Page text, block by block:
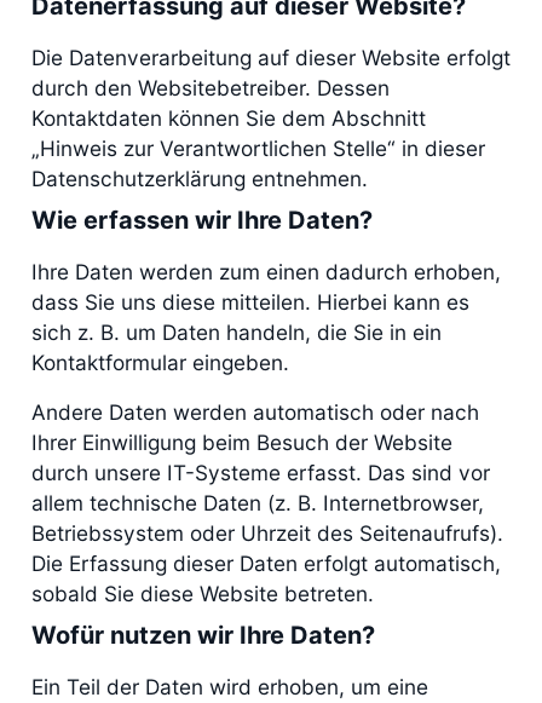
Datenerfassung auf dieser Website?
Die Datenverarbeitung auf dieser Website erfolgt
durch den Websitebetreiber. Dessen
Kontaktdaten können Sie dem Abschnitt
„Hinweis zur Verantwortlichen Stelle“ in dieser
Datenschutzerklärung entnehmen.
Wie erfassen wir Ihre Daten?
Ihre Daten werden zum einen dadurch erhoben,
dass Sie uns diese mitteilen. Hierbei kann es
sich z. B. um Daten handeln, die Sie in ein
Kontaktformular eingeben.
Andere Daten werden automatisch oder nach
Ihrer Einwilligung beim Besuch der Website
durch unsere IT-Systeme erfasst. Das sind vor
allem technische Daten (z. B. Internetbrowser,
Betriebssystem oder Uhrzeit des Seitenaufrufs).
Die Erfassung dieser Daten erfolgt automatisch,
sobald Sie diese Website betreten.
Wofür nutzen wir Ihre Daten?
Ein Teil der Daten wird erhoben, um eine